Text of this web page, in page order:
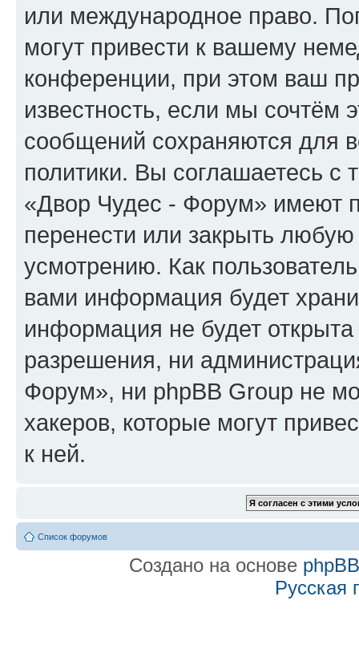
или международное право.
могут привести к вашему
конференции, при этом ваш
известность, если мы сочтём
сообщений сохраняются для
политики. Вы соглашаетесь
«Двор Чудес - Форум» имеют
перенести или закрыть
усмотрению. Как
вами информация будет
информация не будет
разрешения, ни
Форум», ни phpBB Group не
хакеров, которые могут
к ней.
Список форумов
Создано на основе phpBB
Русская